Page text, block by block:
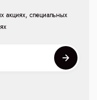
акциях, специальных